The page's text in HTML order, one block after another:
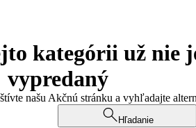
kategórii už nie
vypredaný
našu Akčnú stránku a vyhľadajte
Hľadanie